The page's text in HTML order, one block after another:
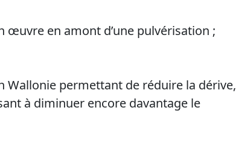
œuvre en amont d’une pulvérisation ;
Wallonie permettant de réduire la dérive,
à diminuer encore davantage le